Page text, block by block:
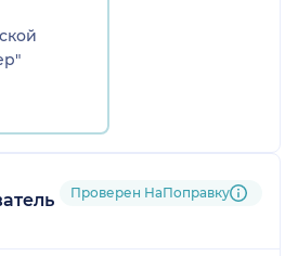
НаПоправку
Проверен НаПоправку